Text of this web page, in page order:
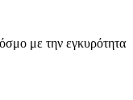
με την εγκυρότητα